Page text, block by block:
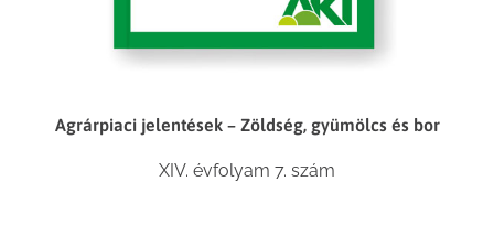
Agrárpiaci jelentések – Zöldség, gyümölcs és bor
XIV. évfolyam 7. szám